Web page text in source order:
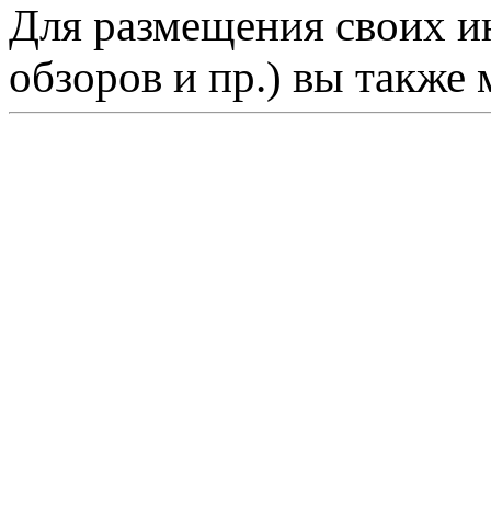
Для размещения своих
обзоров и пр.) вы также